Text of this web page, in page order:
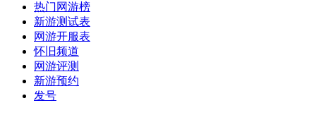
热门网游榜
新游测试表
网游开服表
怀旧频道
网游评测
新游预约
发号